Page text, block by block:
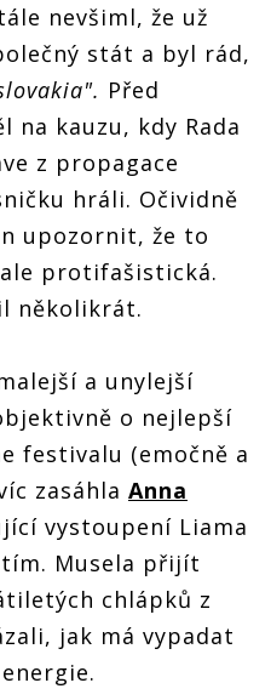
nevšiml, že už
stát a byl rád,
Před
na kauzu, kdy Rada
z propagace
hráli. Očividně
upozornit, že to
protifašistická.
několikrát.
a unylejší
o nejlepší
festivalu (emočně a
zasáhla Anna
vystoupení Liama
Musela přijít
chlápků z
jak má vypadat